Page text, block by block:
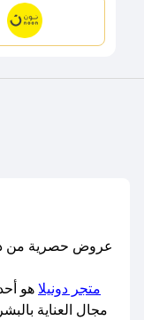
عروض حصرية من
متجر دونيلاهو
مجال العناية